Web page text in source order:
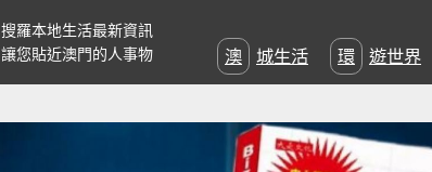
搜羅本地生活最新資訊
讓您貼近澳門的人事物
澳城生活 環遊世界